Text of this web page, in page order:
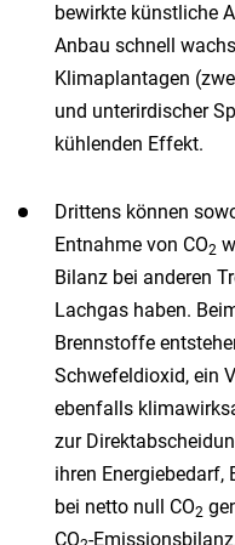
bewirkte künstliche
Anbau schnell
Klimaplantagen
und unterirdischer
kühlenden Effekt.
Drittens können
Entnahme von CO2
Bilanz bei anderen
Lachgas haben.
Brennstoffe
Schwefeldioxid, ein
ebenfalls
zur
ihren Energiebedarf,
bei netto null CO2
CO -